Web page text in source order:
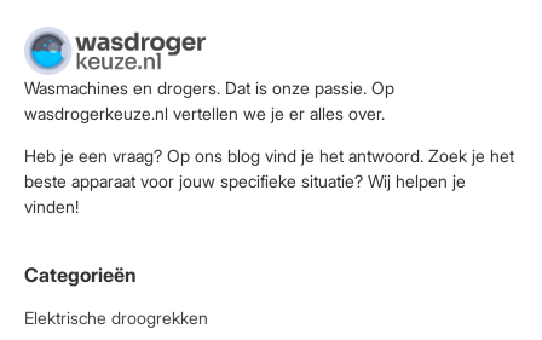
Wasmachines en drogers. Dat is onze passie. Op
wasdrogerkeuze.nl vertellen we je er alles over.
Heb je een vraag? Op ons blog vind je het antwoord. Zoek je het
beste apparaat voor jouw specifieke situatie? Wij helpen je
vinden!
Categorieën
Elektrische droogrekken